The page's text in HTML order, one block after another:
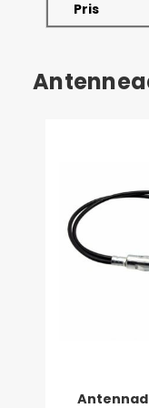
Pris